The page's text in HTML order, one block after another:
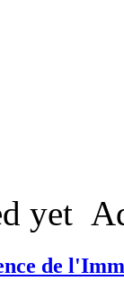
yet
de